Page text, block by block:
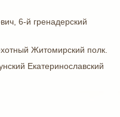
6-й гренадерский
Житомирский полк.
Екатеринославский